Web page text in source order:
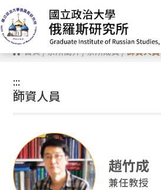
跳
到
主
要
內
容 首頁/系所簡介/系所成員/師資人員
:::
:::
師資人員
趙竹成
兼任教授